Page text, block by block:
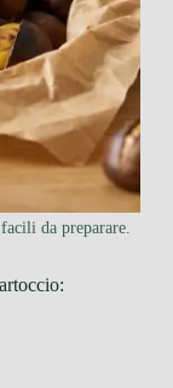
da preparare.